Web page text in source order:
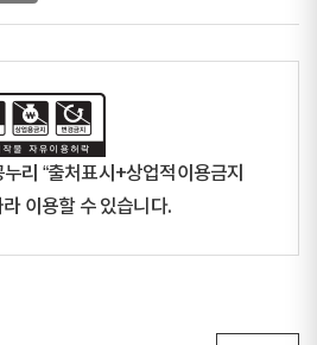
리 “출처표시+상업적이용금지
이용할 수 있습니다.